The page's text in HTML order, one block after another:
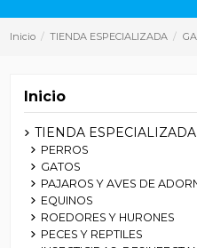
Inicio TIENDA ESPECIALIZADA
Inicio
TIENDA ESPECIALIZADA
PERROS
GATOS
PAJAROS Y AVES DE
EQUINOS
ROEDORES Y HURONES
PECES Y REPTILES